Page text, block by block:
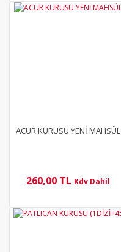
ACUR KURUSU YENİ MAHSÜL
260,00 TL Kdv Dahil